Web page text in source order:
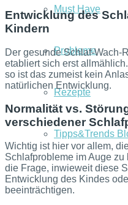
Must Have
Probleme
Rezepte
Tipps&Trends
Entwicklung des
Kindern
Der gesunde Schlaf-Wach-
etabliert sich erst
so ist das zumeist kein
natürlichen Entwicklung.
Normalität vs.
verschiedener
Wichtig ist hier vor allem,
Schlafprobleme im Auge
die Frage, inwieweit diese
Entwicklung des Kindes
beeinträchtigen.